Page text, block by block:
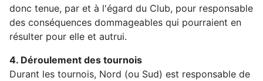
donc tenue, par et à l'égard du Club, pour responsable
des conséquences dommageables qui pourraient en
résulter pour elle et autrui.
4. Déroulement des tournois
Durant les tournois, Nord (ou Sud) est responsable de